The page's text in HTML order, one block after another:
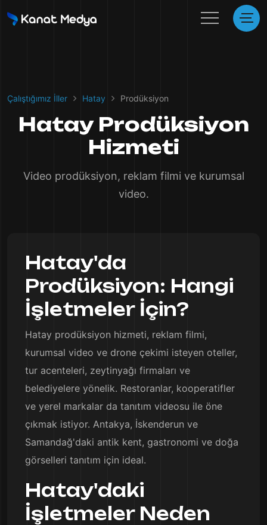
Çalıştığımız İller Hatay Prodüksiyon
Hatay Prodüksiyon
Hizmeti
Video prodüksiyon, reklam filmi ve kurumsal
video.
Hatay'da
Prodüksiyon: Hangi
İşletmeler İçin?
Hatay prodüksiyon hizmeti, reklam filmi,
kurumsal video ve drone çekimi isteyen oteller,
tur acenteleri, zeytinyağı firmaları ve
belediyelere yönelik. Restoranlar, kooperatifler
ve yerel markalar da tanıtım videosu ile öne
çıkmak istiyor. Antakya, İskenderun ve
Samandağ'daki antik kent, gastronomi ve doğa
görselleri tanıtım için ideal.
Hatay'daki
İşletmeler Neden